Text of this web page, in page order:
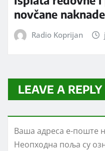
novčane
Radio Koprijan
LEAVE A REPLY
Ваша адреса е-поште
Неопходна поља су